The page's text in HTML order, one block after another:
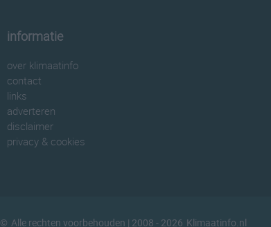
informatie
over klimaatinfo
contact
links
adverteren
disclaimer
privacy & cookies
© Alle rechten voorbehouden | 2008 - 2026 Klimaatinfo.nl